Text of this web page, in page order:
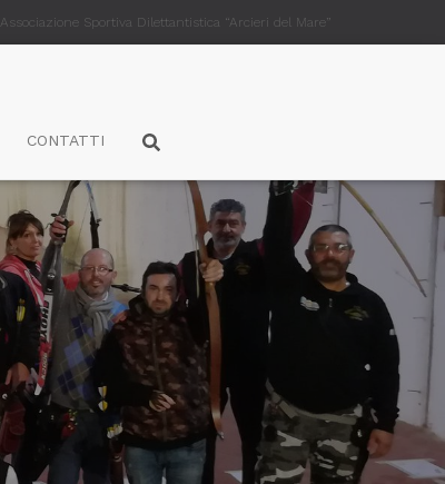
Associazione Sportiva Dilettantistica “Arcieri del Mare”
CONTATTI